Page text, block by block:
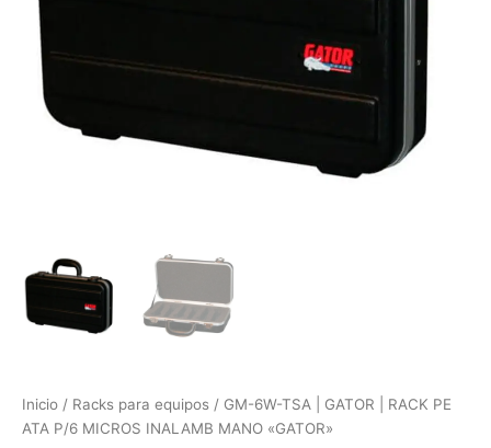
Inicio / Racks para equipos / GM-6W-TSA | GATOR | RACK PE
ATA P/6 MICROS INALAMB MANO «GATOR»
MICROS
INALAMB
MANO
"GATOR"
cantidad